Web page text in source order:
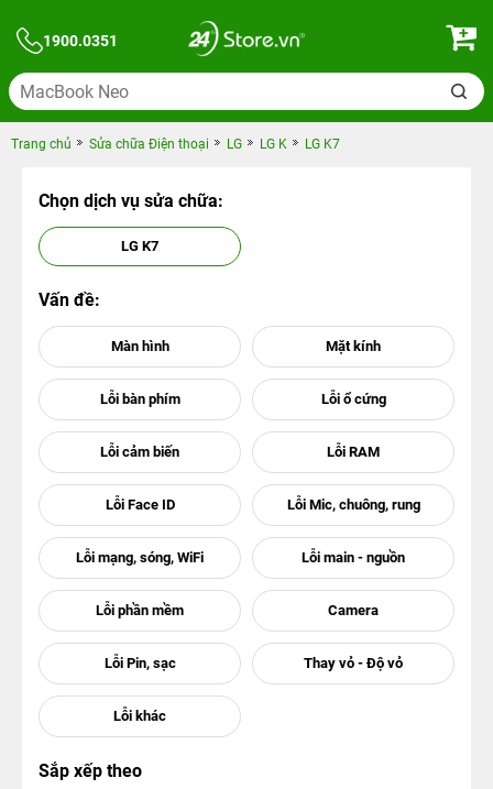
1900.0351
Trang chủ Sửa chữa Điện thoại LG LG K LG K7
Chọn dịch vụ sửa chữa:
LG K7
Vấn đề:
Sắp xếp theo